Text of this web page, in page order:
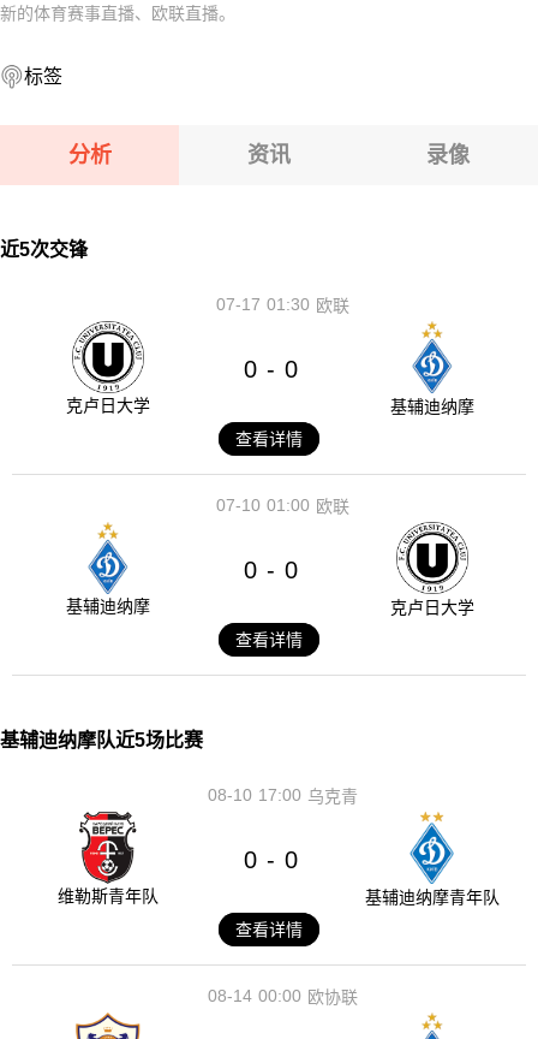
新的体育赛事直播、欧联直播。
标签
分析 资讯 录像
近5次交锋
01:30
07-17 欧联
克卢日大学
0 - 0
基辅迪纳摩
查看详情
01:00
07-10 欧联
基辅迪纳摩
0 - 0
克卢日大学
查看详情
基辅迪纳摩队近5场比赛
17:00
08-10 乌克青
维勒斯青年队
0 - 0
基辅迪纳摩青年队
查看详情
00:00
08-14 欧协联